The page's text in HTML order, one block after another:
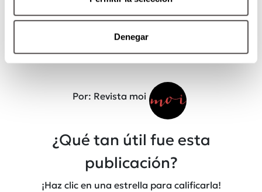
Denegar
Por: Revista moi
¿Qué tan útil fue esta
publicación?
¡Haz clic en una estrella para calificarla!